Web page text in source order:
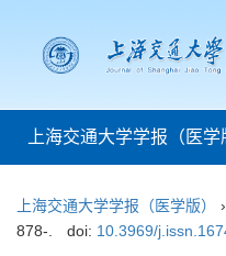
上海交通大学学报（医学
上海交通大学学报（医学版）
878-.
doi: 10.3969/